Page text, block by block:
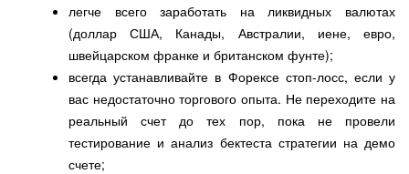
легче всего заработать на ликвидных валютах
(доллар США, Канады, Австралии, иене, евро,
швейцарском франке и британском фунте);
всегда устанавливайте в Форексе стоп-лосс, если у
вас недостаточно торгового опыта. Не переходите на
реальный счет до тех пор, пока не провели
тестирование и анализ бектеста стратегии на демо
счете;